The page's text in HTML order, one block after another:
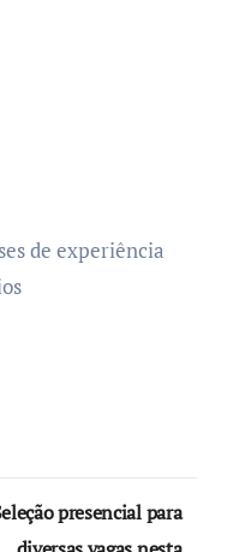
de experiência
presencial para